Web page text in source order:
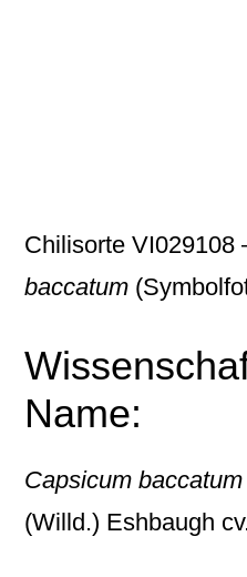
Chilisorte VI029108
baccatum
Name:
Capsicum baccatum
(Willd.) Eshbaugh